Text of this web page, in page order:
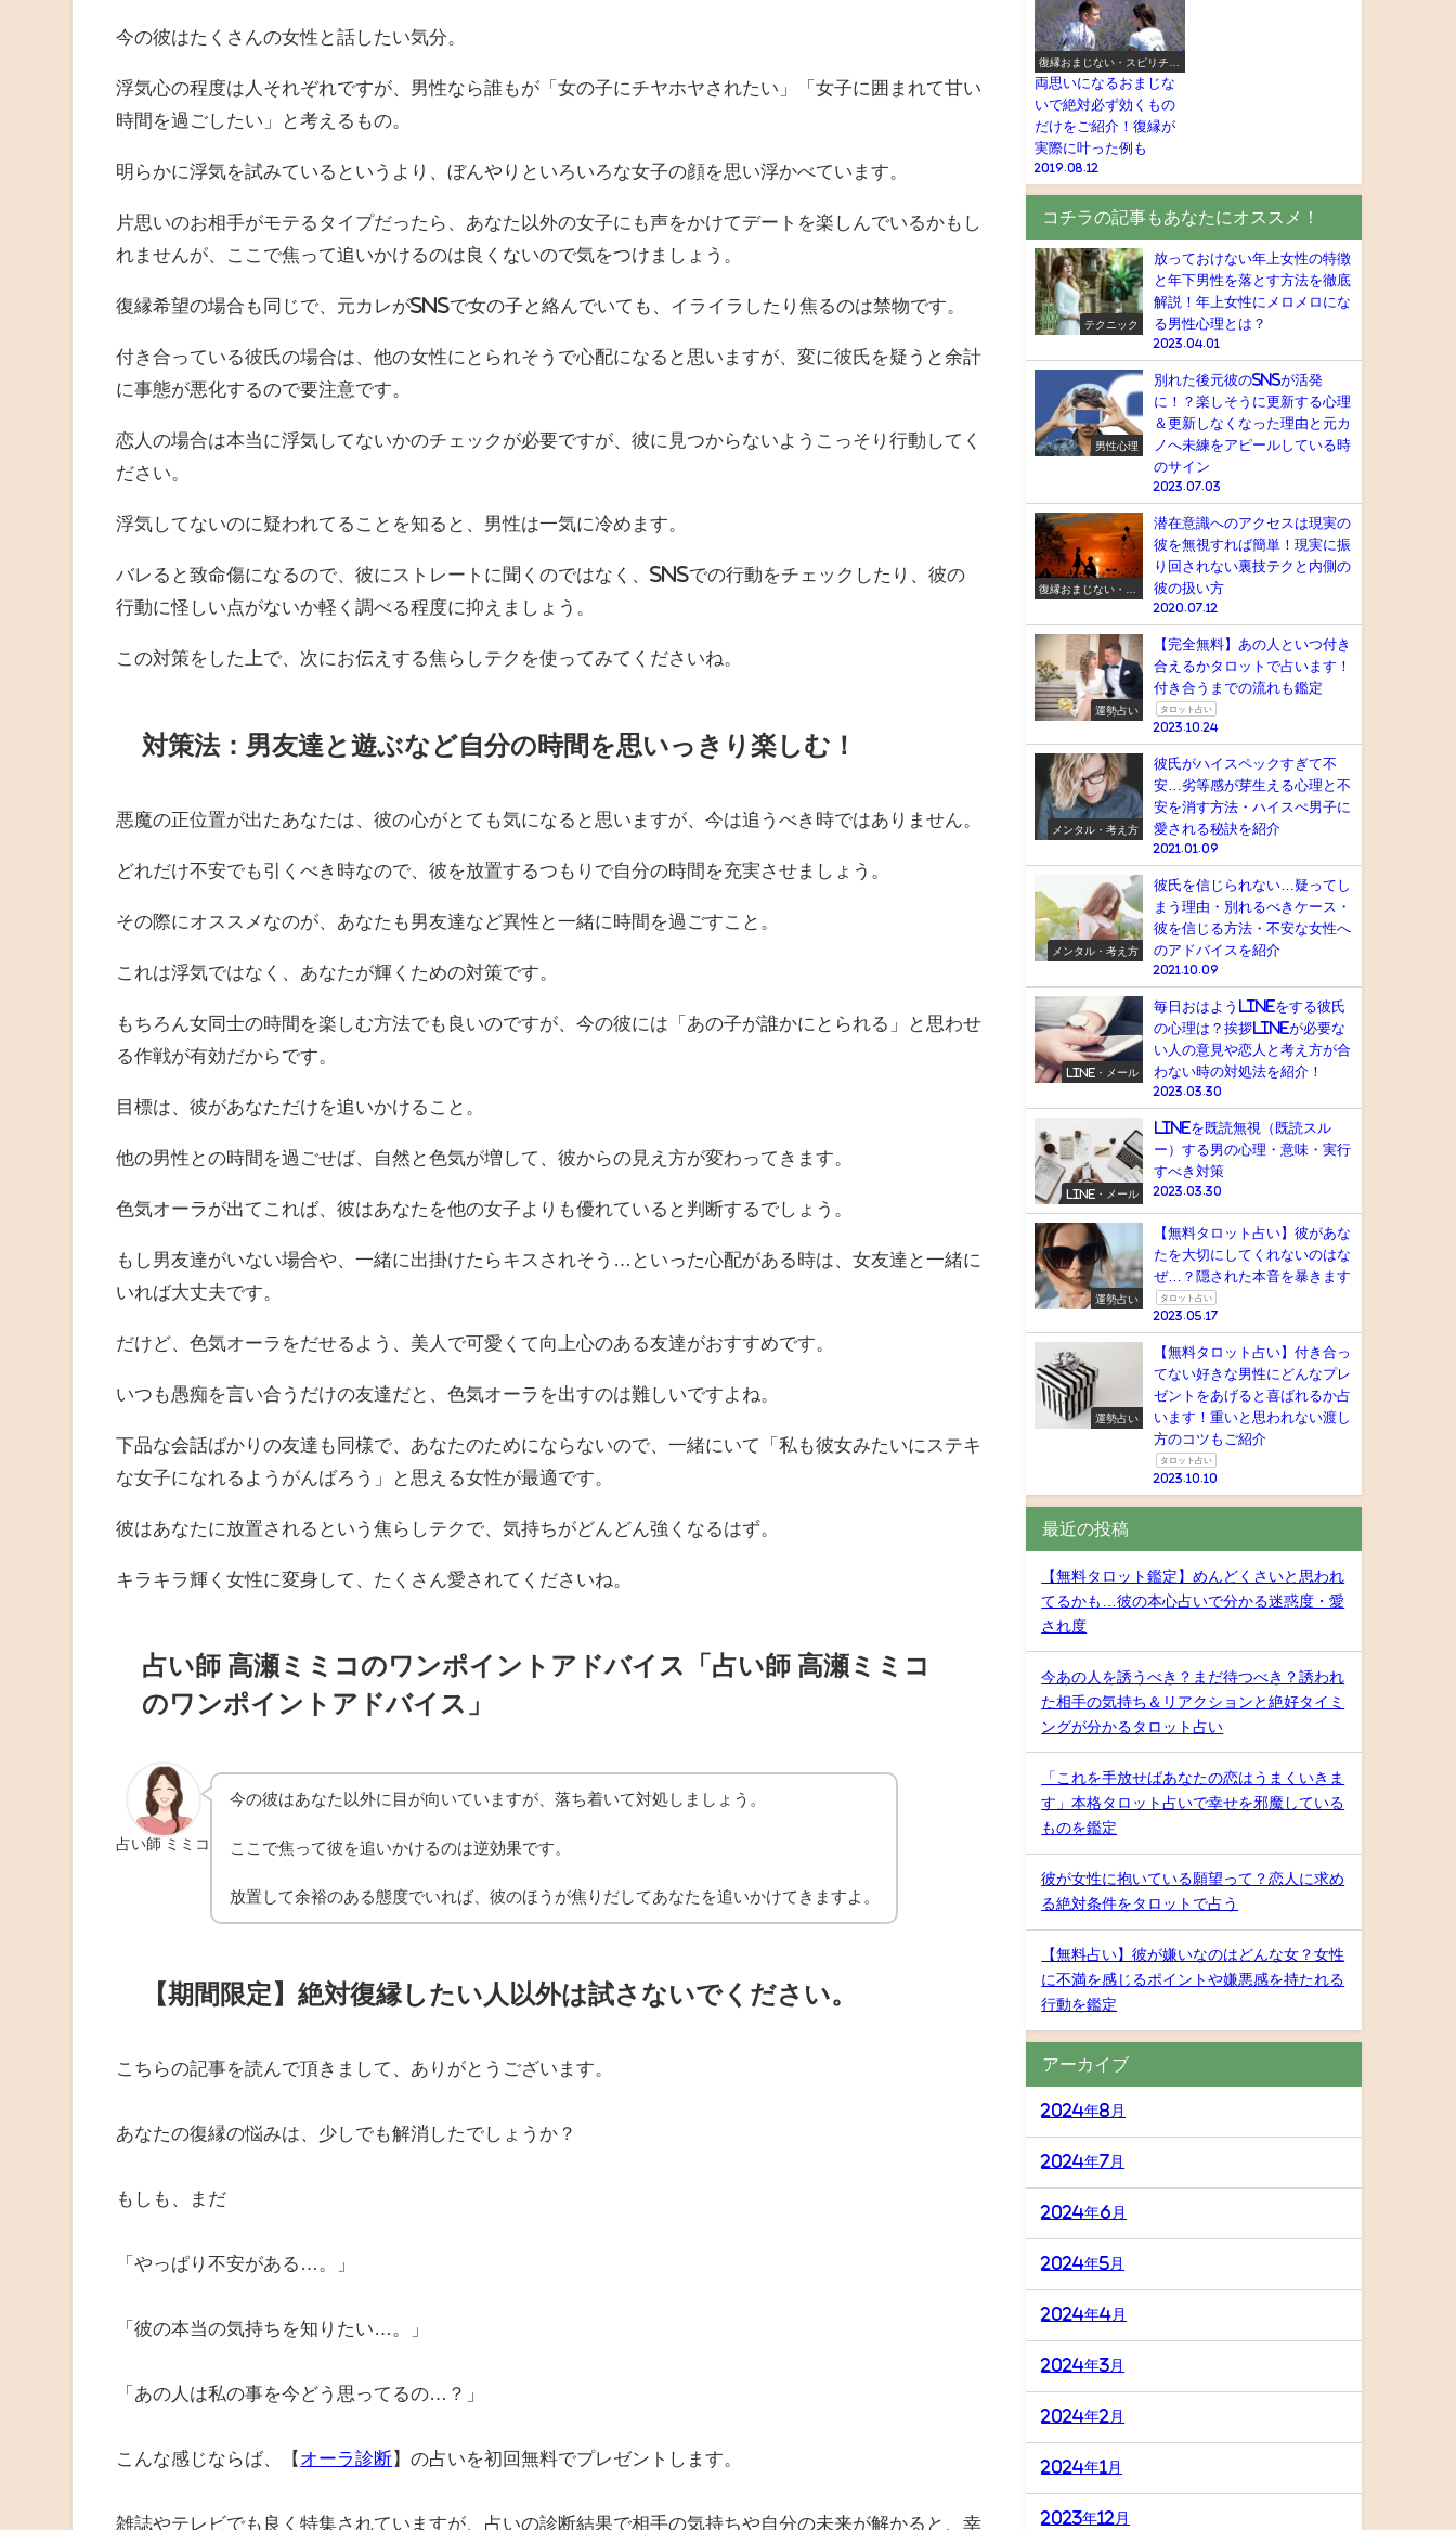
今の彼はたくさんの女性と話したい気分。
浮気心の程度は人それぞれですが、男性なら誰もが「女の子にチヤホヤされたい」「女子に囲まれて甘い
時間を過ごしたい」と考えるもの。
明らかに浮気を試みているというより、ぼんやりといろいろな女子の顔を思い浮かべています。
片思いのお相手がモテるタイプだったら、あなた以外の女子にも声をかけてデートを楽しんでいるかもし
れませんが、ここで焦って追いかけるのは良くないので気をつけましょう。
復縁希望の場合も同じで、元カレがSNSで女の子と絡んでいても、イライラしたり焦るのは禁物です。
付き合っている彼氏の場合は、他の女性にとられそうで心配になると思いますが、変に彼氏を疑うと余計
に事態が悪化するので要注意です。
恋人の場合は本当に浮気してないかのチェックが必要ですが、彼に見つからないようこっそり行動してく
ださい。
浮気してないのに疑われてることを知ると、男性は一気に冷めます。
バレると致命傷になるので、彼にストレートに聞くのではなく、SNSでの行動をチェックしたり、彼の
行動に怪しい点がないか軽く調べる程度に抑えましょう。
この対策をした上で、次にお伝えする焦らしテクを使ってみてくださいね。
対策法：男友達と遊ぶなど自分の時間を思いっきり楽しむ！
悪魔の正位置が出たあなたは、彼の心がとても気になると思いますが、今は追うべき時ではありません。
どれだけ不安でも引くべき時なので、彼を放置するつもりで自分の時間を充実させましょう。
その際にオススメなのが、あなたも男友達など異性と一緒に時間を過ごすこと。
これは浮気ではなく、あなたが輝くための対策です。
もちろん女同士の時間を楽しむ方法でも良いのですが、今の彼には「あの子が誰かにとられる」と思わせ
る作戦が有効だからです。
目標は、彼があなただけを追いかけること。
他の男性との時間を過ごせば、自然と色気が増して、彼からの見え方が変わってきます。
色気オーラが出てこれば、彼はあなたを他の女子よりも優れていると判断するでしょう。
もし男友達がいない場合や、一緒に出掛けたらキスされそう…といった心配がある時は、女友達と一緒に
いれば大丈夫です。
だけど、色気オーラをだせるよう、美人で可愛くて向上心のある友達がおすすめです。
いつも愚痴を言い合うだけの友達だと、色気オーラを出すのは難しいですよね。
下品な会話ばかりの友達も同様で、あなたのためにならないので、一緒にいて「私も彼女みたいにステキ
な女子になれるようがんばろう」と思える女性が最適です。
彼はあなたに放置されるという焦らしテクで、気持ちがどんどん強くなるはず。
キラキラ輝く女性に変身して、たくさん愛されてくださいね。
占い師 高瀬ミミコのワンポイントアドバイス「占い師 高瀬ミミコ
のワンポイントアドバイス」
占い師 ミミコ
今の彼はあなた以外に目が向いていますが、落ち着いて対処しましょう。
ここで焦って彼を追いかけるのは逆効果です。
放置して余裕のある態度でいれば、彼のほうが焦りだしてあなたを追いかけてきますよ。
【期間限定】絶対復縁したい人以外は試さないでください。
こちらの記事を読んで頂きまして、ありがとうございます。
あなたの復縁の悩みは、少しでも解消したでしょうか？
もしも、まだ
「やっぱり不安がある…。」
「彼の本当の気持ちを知りたい…。」
「あの人は私の事を今どう思ってるの…？」
こんな感じならば、【 オーラ診断】の占いを初回無料でプレゼントします。
雑誌やテレビでも良く特集されていますが、占いの診断結果で相手の気持ちや自分の未来が解かると、幸
復縁おまじない・スピリチュ
アル
両思いになるおまじな
いで絶対必ず効くもの
だけをご紹介！復縁が
実際に叶った例も
2019.08.12
コチラの記事もあなたにオススメ！
テクニック
放っておけない年上女性の特徴
と年下男性を落とす方法を徹底
解説！年上女性にメロメロにな
る男性心理とは？
2023.04.01
男性心理
別れた後元彼のSNSが活発
に！？楽しそうに更新する心理
＆更新しなくなった理由と元カ
ノへ未練をアピールしている時
のサイン
2023.07.03
復縁おまじない・ス
潜在意識へのアクセスは現実の
彼を無視すれば簡単！現実に振
り回されない裏技テクと内側の
彼の扱い方
2020.07.12
運勢占い
【完全無料】あの人といつ付き
合えるかタロットで占います！
付き合うまでの流れも鑑定
タロット占い
2023.10.24
メンタル・考え方
彼氏がハイスペックすぎて不
安…劣等感が芽生える心理と不
安を消す方法・ハイスぺ男子に
愛される秘訣を紹介
2021.01.09
メンタル・考え方
彼氏を信じられない…疑ってし
まう理由・別れるべきケース・
彼を信じる方法・不安な女性へ
のアドバイスを紹介
2021.10.09
LINE・メール
毎日おはようlineをする彼氏
の心理は？挨拶lineが必要な
い人の意見や恋人と考え方が合
わない時の対処法を紹介！
2023.03.30
LINE・メール
lineを既読無視（既読スル
ー）する男の心理・意味・実行
すべき対策
2023.03.30
運勢占い
【無料タロット占い】彼があな
たを大切にしてくれないのはな
ぜ…？隠された本音を暴きます
タロット占い
2023.05.17
運勢占い
【無料タロット占い】付き合っ
てない好きな男性にどんなプレ
ゼントをあげると喜ばれるか占
います！重いと思われない渡し
方のコツもご紹介
タロット占い
2023.10.10
最近の投稿
【無料タロット鑑定】めんどくさいと思われ
てるかも…彼の本心占いで分かる迷惑度・愛
され度
今あの人を誘うべき？まだ待つべき？誘われ
た相手の気持ち＆リアクションと絶好タイミ
ングが分かるタロット占い
「これを手放せばあなたの恋はうまくいきま
す」本格タロット占いで幸せを邪魔している
ものを鑑定
彼が女性に抱いている願望って？恋人に求め
る絶対条件をタロットで占う
【無料占い】彼が嫌いなのはどんな女？女性
に不満を感じるポイントや嫌悪感を持たれる
行動を鑑定
アーカイブ
2024年8月
2024年7月
2024年6月
2024年5月
2024年4月
2024年3月
2024年2月
2024年1月
2023年12月